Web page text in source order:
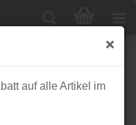
auf alle Artikel im
- 200m - 0081